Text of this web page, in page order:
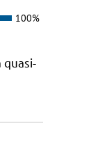
100%